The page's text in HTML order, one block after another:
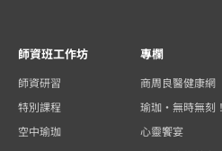
師資班工作坊
師資研習
特別課程
空中瑜珈
專欄
商周良醫健康網
瑜珈・無時無刻！
心靈饗宴